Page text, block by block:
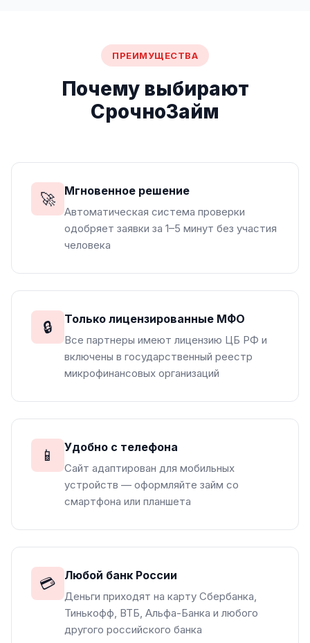
ПРЕИМУЩЕСТВА
Почему выбирают
СрочноЗайм
🚀 Мгновенное решение
Автоматическая система проверки
одобряет заявки за 1–5 минут без участия
человека
🔒 Только лицензированные МФО
Все партнеры имеют лицензию ЦБ РФ и
включены в государственный реестр
микрофинансовых организаций
📱 Удобно с телефона
Сайт адаптирован для мобильных
устройств — оформляйте займ со
смартфона или планшета
💳 Любой банк России
Деньги приходят на карту Сбербанка,
Тинькофф, ВТБ, Альфа-Банка и любого
другого российского банка